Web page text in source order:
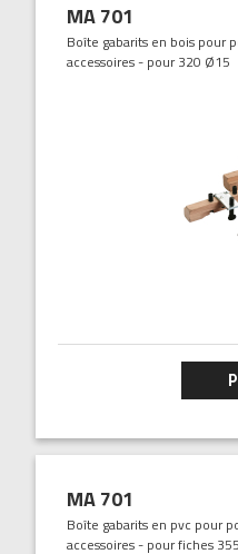
MA 701
Boîte gabarits en bois pour
accessoires - pour 320 Ø15
MA 701
Boîte gabarits en pvc pour
accessoires - pour fiches